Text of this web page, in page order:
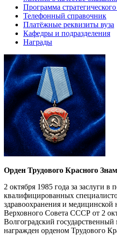
Программа
Телефонный справочник
Платёжные реквизиты вуза
Кафедры и подразделения
Награды
Орден Трудового Красного
2 октября 1985 года за заслуги в
квалифицированных
здравоохранения и
Верховного Совета СССР от 2
Волгоградский
награжден орденом Трудового